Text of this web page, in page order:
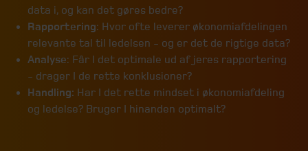
data i, og kan det gøres bedre?
Rapportering: Hvor ofte leverer økonomiafdelingen
relevante tal til ledelsen - og er det de rigtige data?
Analyse: Får I det optimale ud af jeres rapportering
- drager I de rette konklusioner?
Handling: Har I det rette mindset i økonomiafdeling
og ledelse? Bruger I hinanden optimalt?